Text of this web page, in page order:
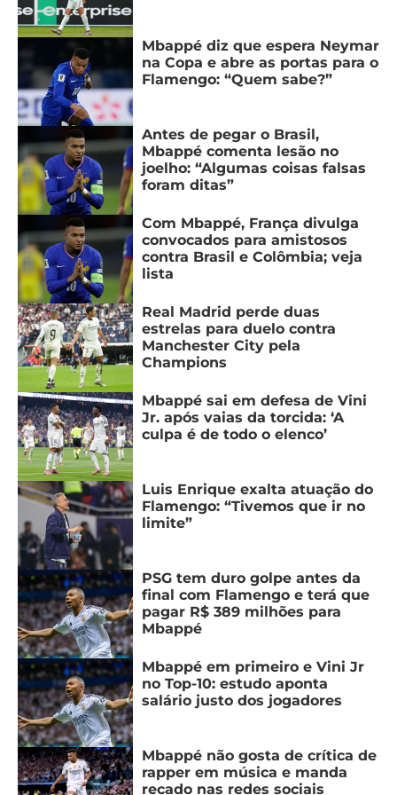
Mbappé diz que espera Neymar
na Copa e abre as portas para o
Flamengo: “Quem sabe?”
Antes de pegar o Brasil,
Mbappé comenta lesão no
joelho: “Algumas coisas falsas
foram ditas”
Com Mbappé, França divulga
convocados para amistosos
contra Brasil e Colômbia; veja
lista
Real Madrid perde duas
estrelas para duelo contra
Manchester City pela
Champions
Mbappé sai em defesa de Vini
Jr. após vaias da torcida: ‘A
culpa é de todo o elenco’
Luis Enrique exalta atuação do
Flamengo: “Tivemos que ir no
limite”
PSG tem duro golpe antes da
final com Flamengo e terá que
pagar R$ 389 milhões para
Mbappé
Mbappé em primeiro e Vini Jr
no Top-10: estudo aponta
salário justo dos jogadores
Mbappé não gosta de crítica de
rapper em música e manda
recado nas redes sociais